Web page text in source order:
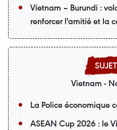
Vietnam – Burundi :
renforcer l'amitié et la
Vietnam -
La Police économique
ASEAN Cup 2026 : le